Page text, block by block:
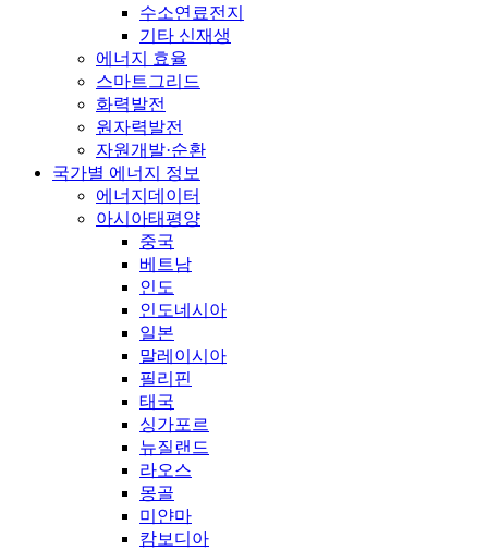
수소연료전지
기타 신재생
에너지 효율
스마트그리드
화력발전
원자력발전
자원개발·순환
국가별 에너지 정보
에너지데이터
아시아태평양
중국
베트남
인도
인도네시아
일본
말레이시아
필리핀
태국
싱가포르
뉴질랜드
라오스
몽골
미얀마
캄보디아